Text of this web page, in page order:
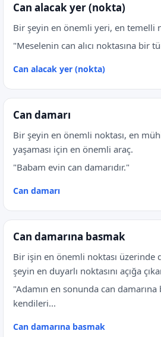
Can alacak yer (nokta)
Bir şeyin en önemli yeri, en temelli
"Meselenin can alıcı noktasına bir
Can alacak yer (nokta)
Can damarı
Bir şeyin en önemli noktası, en
yaşaması için en önemli araç.
"Babam evin can damarıdır."
Can damarı
Can damarına basmak
Bir işin en önemli noktası üzerinde
şeyin en duyarlı noktasını açığa
"Adamın en sonunda can damarına
kendileri...
Can damarına basmak